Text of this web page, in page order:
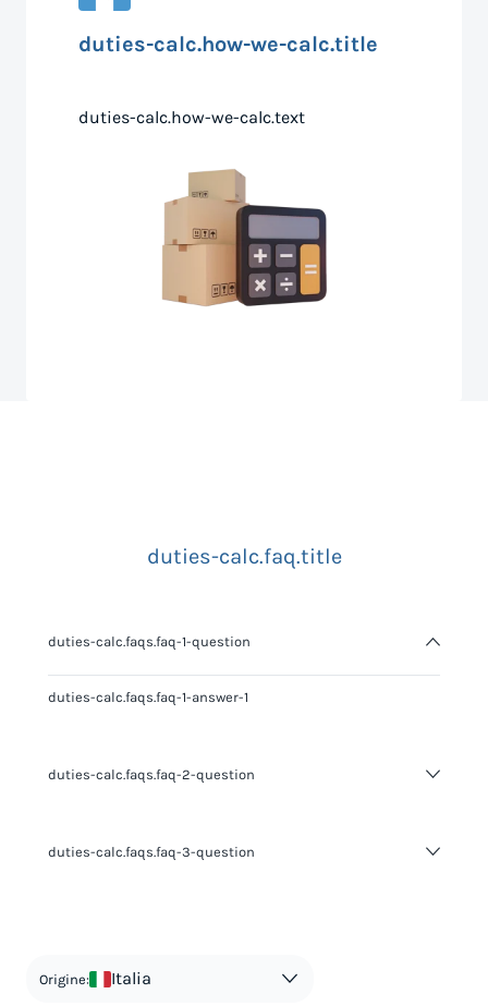
duties-calc.how-we-calc.title
duties-calc.how-we-calc.text
duties-calc.faq.title
duties-calc.faqs.faq-1-question
duties-calc.faqs.faq-1-answer-1
duties-calc.faqs.faq-2-question
duties-calc.faqs.faq-3-question
Origine: Italia